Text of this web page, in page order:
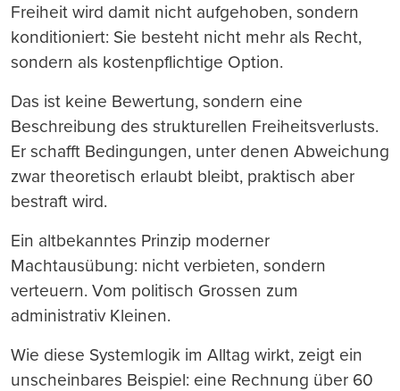
Freiheit wird damit nicht aufgehoben, sondern
konditioniert: Sie besteht nicht mehr als Recht,
sondern als kostenpflichtige Option.
Das ist keine Bewertung, sondern eine
Beschreibung des strukturellen Freiheitsverlusts.
Er schafft Bedingungen, unter denen Abweichung
zwar theoretisch erlaubt bleibt, praktisch aber
bestraft wird.
Ein altbekanntes Prinzip moderner
Machtausübung: nicht verbieten, sondern
verteuern. Vom politisch Grossen zum
administrativ Kleinen.
Wie diese Systemlogik im Alltag wirkt, zeigt ein
unscheinbares Beispiel: eine Rechnung über 60